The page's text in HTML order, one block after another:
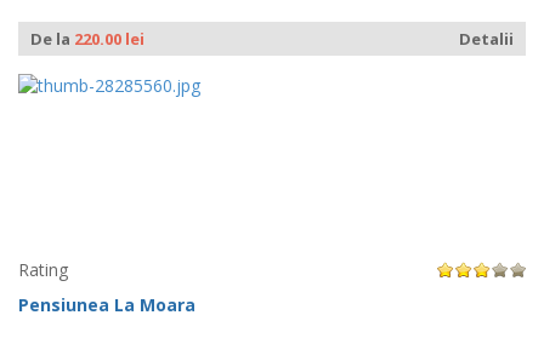
De la 220.00 lei Detalii
Rating
Pensiunea La Moara